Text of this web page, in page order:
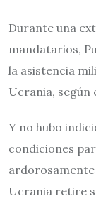
Durante una
mandatarios,
la asistencia
Ucrania, según
Y no hubo
condiciones
ardorosamente
Ucrania retire